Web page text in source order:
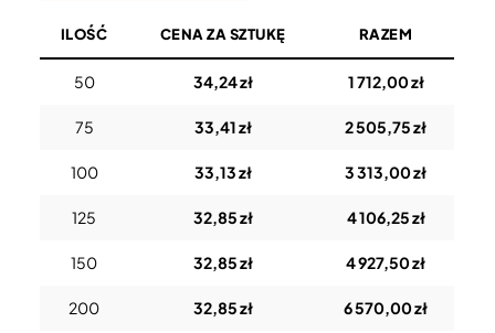
ILOŚĆ CENA ZA SZTUKĘ RAZEM
50 34,24 zł 1 712,00 zł
75 33,41 zł 2 505,75 zł
100 33,13 zł 3 313,00 zł
125 32,85 zł 4 106,25 zł
150 32,85 zł 4 927,50 zł
200 32,85 zł 6 570,00 zł